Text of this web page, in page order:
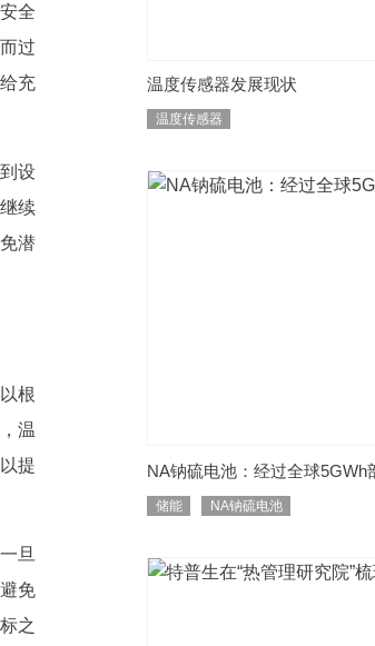
全
过
充
设
续
潜
根
温
提
旦
免
之
温度传感器发展现状
温度传感器
NA钠硫电池：经过全球5GWh
储能 NA钠硫电池